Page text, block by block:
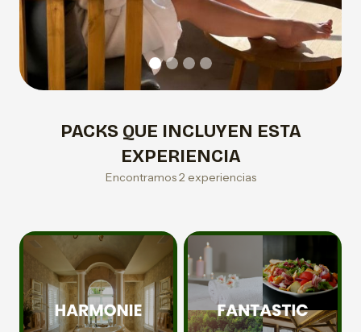
PACKS QUE INCLUYEN ESTA
EXPERIENCIA
Encontramos 2 experiencias